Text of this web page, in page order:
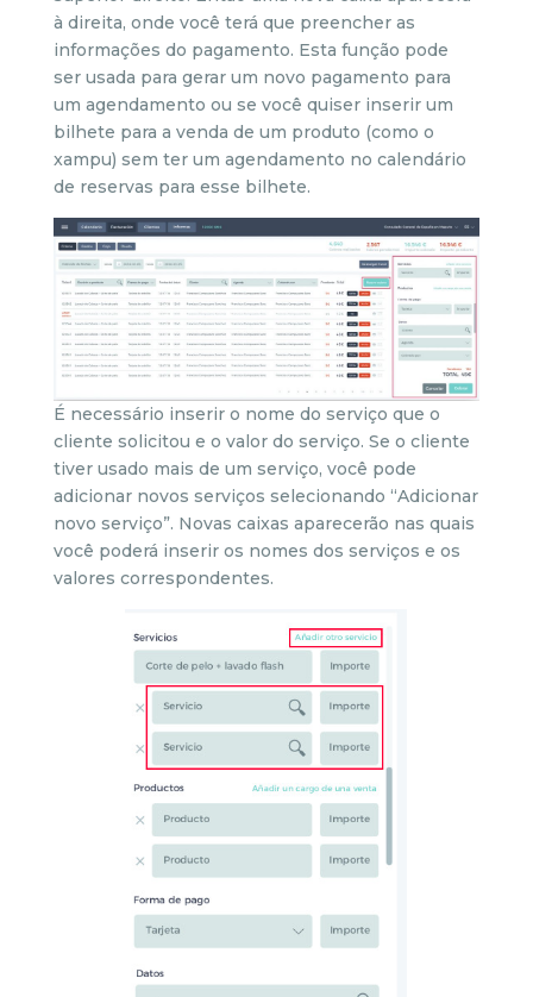
à direita, onde você terá que preencher as
informações do pagamento. Esta função pode
ser usada para gerar um novo pagamento para
um agendamento ou se você quiser inserir um
bilhete para a venda de um produto (como o
xampu) sem ter um agendamento no calendário
de reservas para esse bilhete.
É necessário inserir o nome do serviço que o
cliente solicitou e o valor do serviço. Se o cliente
tiver usado mais de um serviço, você pode
adicionar novos serviços selecionando “Adicionar
novo serviço”. Novas caixas aparecerão nas quais
você poderá inserir os nomes dos serviços e os
valores correspondentes.